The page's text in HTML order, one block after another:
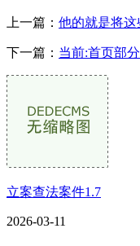
上一篇： 他的就是将
下一篇： 当前:首页部
立案查法案件1.7
2026-03-11